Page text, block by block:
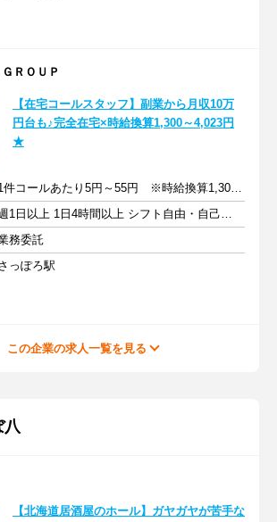
ＲＯＵＰ
【在宅コールスタッフ】副業から月収10万
円台も♪完全在宅×時給換算1,300～4,023円
★
1件コールあたり5円～55円 ※時給換算1,300円～4,000円
週1日以上 1日4時間以上 シフト自由・自己申告
務委託
っぽろ駅
この企業の求人一覧を見る
八
【北海道居酒屋のホール】ガヤガヤが苦手な